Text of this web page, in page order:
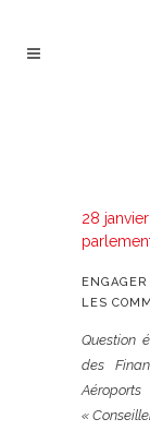
28
LES
Question
des
Aéroports
«